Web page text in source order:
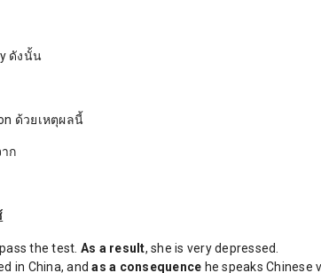
ดังนั้น
ด้วยเหตุผลนี้
ก
the test. As a result, she is very depressed.
in China, andas a consequence he speaks Chinese